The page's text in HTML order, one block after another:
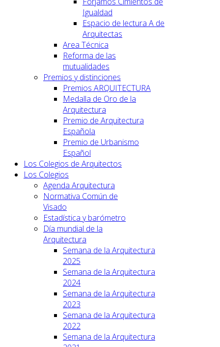
Igualdad
Espacio de lectura A de
Arquitectas
Area Técnica
Reforma de las
mutualidades
Premios y distinciones
Premios ARQUITECTURA
Medalla de Oro de la
Arquitectura
Premio de Arquitectura
Española
Premio de Urbanismo
Español
Los Colegios de Arquitectos
Los Colegios
Agenda Arquitectura
Normativa Común de
Visado
Estadística y barómetro
Día mundial de la
Arquitectura
Semana de la Arquitectura
2025
Semana de la Arquitectura
2024
Semana de la Arquitectura
2023
Semana de la Arquitectura
2022
Semana de la Arquitectura